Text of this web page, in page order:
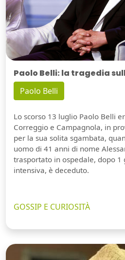
Paolo Belli: la tragedia
Paolo Belli
Lo scorso 13 luglio Paolo Belli
Correggio e Campagnola, in
per la sua solita sgambata,
uomo di 41 anni di nome
trasportato in ospedale, dopo 1
intensiva, è deceduto.
GOSSIP E CURIOSITÀ